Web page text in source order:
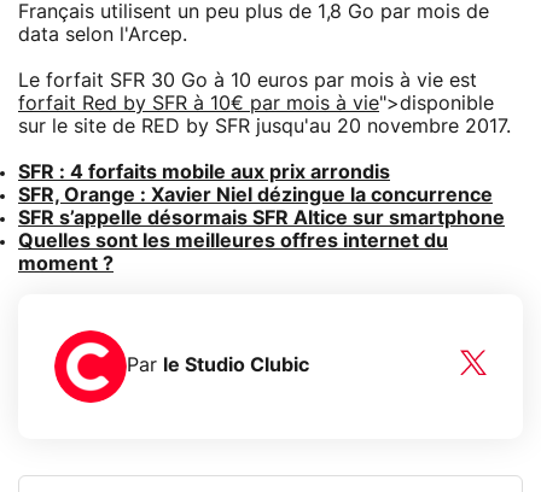
Français utilisent un peu plus de 1,8 Go par mois de
data selon l'Arcep.
Le forfait SFR 30 Go à 10 euros par mois à vie est
forfait Red by SFR à 10€ par mois à vie">disponible
sur le site de RED by SFR jusqu'au 20 novembre 2017.
SFR : 4 forfaits mobile aux prix arrondis
SFR, Orange : Xavier Niel dézingue la concurrence
SFR s’appelle désormais SFR Altice sur smartphone
Quelles sont les meilleures offres internet du
moment ?
Par le Studio Clubic